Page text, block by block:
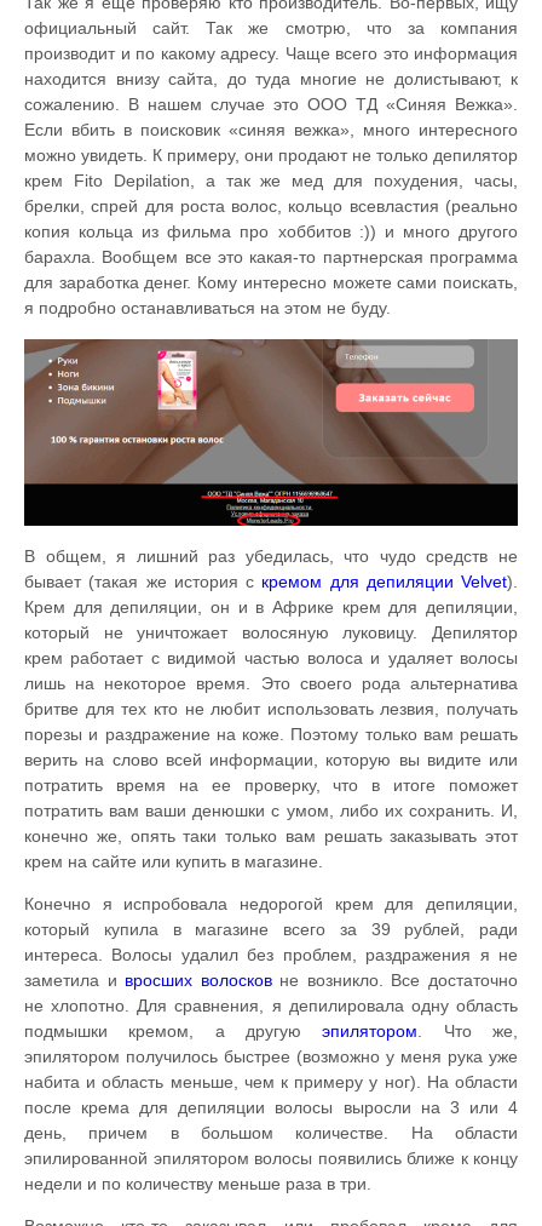
официальный сайт. Так же смотрю, что за компания
производит и по какому адресу. Чаще всего это информация
находится внизу сайта, до туда многие не долистывают, к
сожалению. В нашем случае это ООО ТД «Синяя Вежка».
Если вбить в поисковик «синяя вежка», много интересного
можно увидеть. К примеру, они продают не только депилятор
крем Fito Depilation, а так же мед для похудения, часы,
брелки, спрей для роста волос, кольцо всевластия (реально
копия кольца из фильма про хоббитов :)) и много другого
барахла. Вообщем все это какая-то партнерская программа
для заработка денег. Кому интересно можете сами поискать,
я подробно останавливаться на этом не буду.
В общем, я лишний раз убедилась, что чудо средств не
бывает (такая же история с кремом для депиляции Velvet).
Крем для депиляции, он и в Африке крем для депиляции,
который не уничтожает волосяную луковицу. Депилятор
крем работает с видимой частью волоса и удаляет волосы
лишь на некоторое время. Это своего рода альтернатива
бритве для тех кто не любит использовать лезвия, получать
порезы и раздражение на коже. Поэтому только вам решать
верить на слово всей информации, которую вы видите или
потратить время на ее проверку, что в итоге поможет
потратить вам ваши денюшки с умом, либо их сохранить. И,
конечно же, опять таки только вам решать заказывать этот
крем на сайте или купить в магазине.
Конечно я испробовала недорогой крем для депиляции,
который купила в магазине всего за 39 рублей, ради
интереса. Волосы удалил без проблем, раздражения я не
заметила и вросших волосковне возникло. Все достаточно
не хлопотно. Для сравнения, я депилировала одну область
подмышки кремом, а другуюэпилятором. Что же,
эпилятором получилось быстрее (возможно у меня рука уже
набита и область меньше, чем к примеру у ног). На области
после крема для депиляции волосы выросли на 3 или 4
день, причем в большом количестве. На области
эпилированной эпилятором волосы появились ближе к концу
недели и по количеству меньше раза в три.